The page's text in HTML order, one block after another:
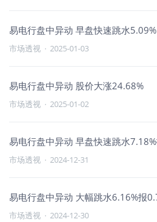
易电行盘中异动 早盘快速跳水5.09%
市场透视 · 2025-01-03
易电行盘中异动 股价大涨24.68%
市场透视 · 2025-01-02
易电行盘中异动 早盘快速跳水
市场透视 · 2024-12-31
易电行盘中异动 大幅跳水6.16%报
市场透视 · 2024-12-30